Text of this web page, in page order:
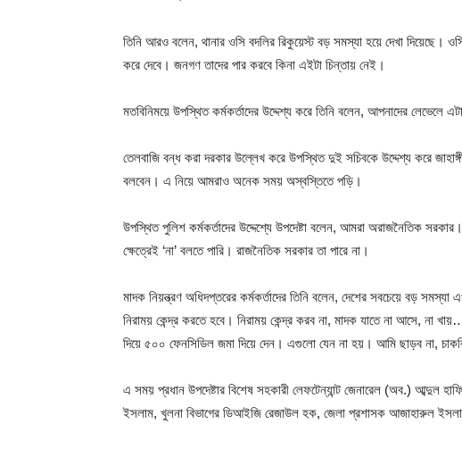
তিনি আরও বলেন, থানার ওসি বদলির রিকুয়েস্ট বড় সমস্যা হয়ে দেখা দিয়েছে।
করে দেবে। জনগণ তাদের পার করবে কিনা এইটা চিন্তায় নেই।
মতবিনিময়ে উপস্থিত কর্মকর্তাদের উদ্দেশ্য করে তিনি বলেন, আপনাদের লেভেলে
তেলবাজি বন্ধ করা দরকার উল্লেখ করে উপস্থিত দুই সচিবকে উদ্দেশ্য করে
বলবেন। এ নিয়ে আমরাও অনেক সময় অস্বস্তিতে পড়ি।
উপস্থিত পুলিশ কর্মকর্তাদের উদ্দেশ্যে উপদেষ্টা বলেন, আমরা অরাজনৈতিক
ক্ষেত্রেই ‘না’ বলতে পারি। রাজনৈতিক সরকার তা পারে না।
মাদক নিয়ন্ত্রণ অধিদপ্তরের কর্মকর্তাদের তিনি বলেন, দেশের সবচেয়ে বড়
নিরাময় কেন্দ্র করতে হবে। নিরাময় কেন্দ্র করব না, মাদক যাতে না আসে, না
দিয়ে ৫০০ ফেনসিডিল জমা দিয়ে দেন। এগুলো যেন না হয়। আমি ছাড়ব না,
এ সময় প্রধান উপদেষ্টার বিশেষ সহকারী লেফটেন্যান্ট জেনারেল (অব.) আব্দুল
ইসলাম, খুলনা বিভাগের ডিআইজি রেজাউল হক, জেলা প্রশাসক আজাহারুল